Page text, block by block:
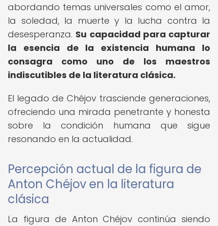
abordando temas universales como el amor,
la soledad, la muerte y la lucha contra la
desesperanza. Su capacidad para capturar
la esencia de la existencia humana lo
consagra como uno de los maestros
indiscutibles de la literatura clásica.
El legado de Chéjov trasciende generaciones,
ofreciendo una mirada penetrante y honesta
sobre la condición humana que sigue
resonando en la actualidad.
Percepción actual de la figura de
Anton Chéjov en la literatura
clásica
La figura de Anton Chéjov continúa siendo